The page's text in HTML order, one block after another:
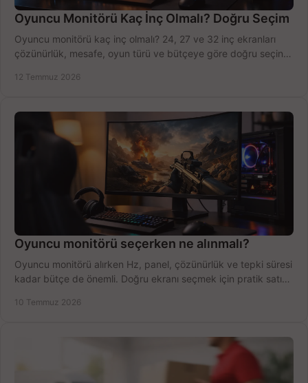
Oyuncu Monitörü Kaç İnç Olmalı? Doğru Seçim
Oyuncu monitörü kaç inç olmalı? 24, 27 ve 32 inç ekranları
çözünürlük, mesafe, oyun türü ve bütçeye göre doğru seçin,
12 Temmuz 2026
Oyuncu monitörü seçerken ne alınmalı?
Oyuncu monitörü alırken Hz, panel, çözünürlük ve tepki süresi
kadar bütçe de önemli. Doğru ekranı seçmek için pratik satın
10 Temmuz 2026